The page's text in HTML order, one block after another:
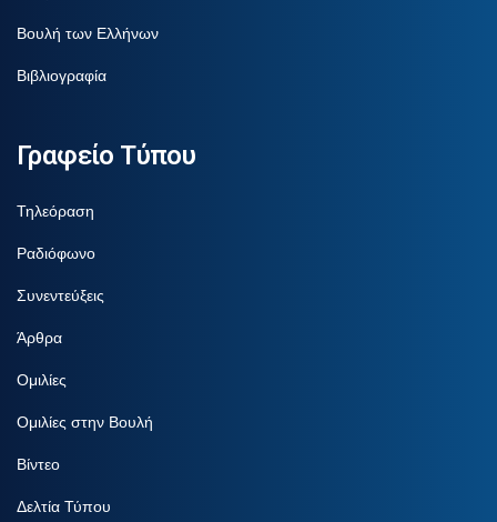
Βουλή των Ελλήνων
Βιβλιογραφία
Γραφείο Τύπου
Τηλεόραση
Ραδιόφωνο
Συνεντεύξεις
Άρθρα
Ομιλίες
Ομιλίες στην Βουλή
Βίντεο
Δελτία Τύπου